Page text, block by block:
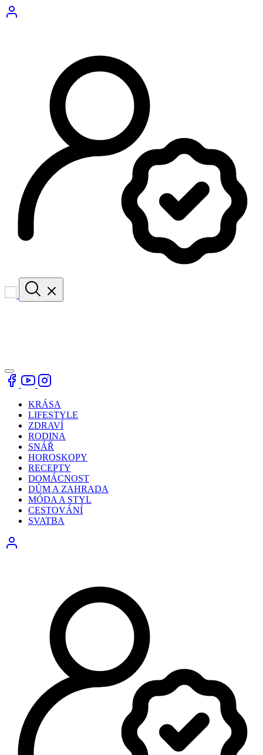
KRÁSA
LIFESTYLE
ZDRAVÍ
RODINA
SNÁŘ
HOROSKOPY
RECEPTY
DOMÁCNOST
DŮM A ZAHRADA
MÓDA A STYL
CESTOVÁNÍ
SVATBA